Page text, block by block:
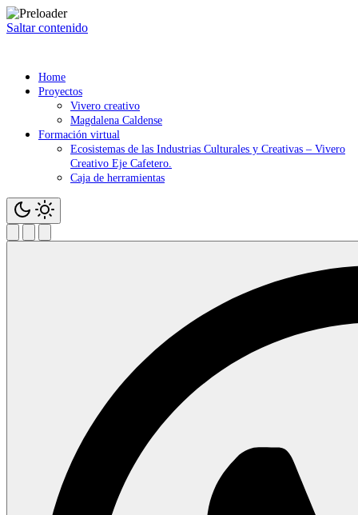
Saltar contenido
Home
Proyectos
Vivero creativo
Magdalena Caldense
Formación virtual
Ecosistemas de las Industrias Culturales y Creativas – Vivero
Creativo Eje Cafetero.
Caja de herramientas